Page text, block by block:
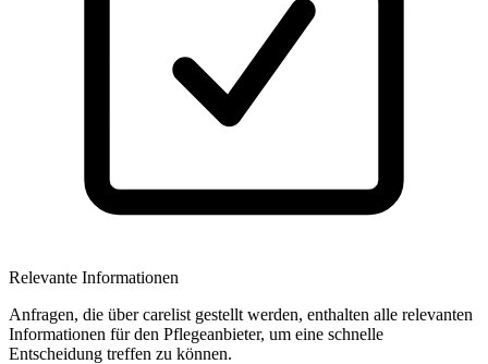
Relevante Informationen
Anfragen, die über carelist gestellt werden, enthalten alle relevanten
Informationen für den Pflegeanbieter, um eine schnelle
Entscheidung treffen zu können.